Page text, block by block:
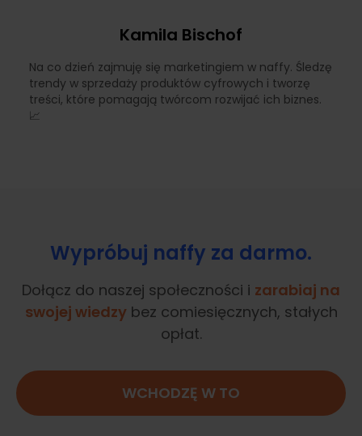
Kamila Bischof
Na co dzień zajmuję się marketingiem w naffy. Śledzę
trendy w sprzedaży produktów cyfrowych i tworzę
treści, które pomagają twórcom rozwijać ich biznes.
📈
Wypróbuj naffy za darmo.
Dołącz do naszej społeczności i zarabiaj na
swojej wiedzybez comiesięcznych, stałych
opłat.
WCHODZĘ W TO